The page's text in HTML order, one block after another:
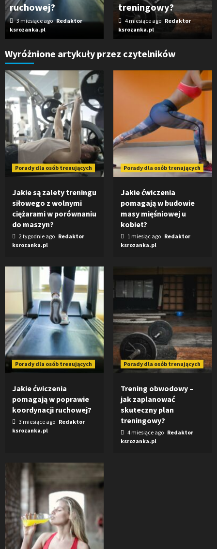
ruchowej?
3 miesiące ago Redaktor
ksrozanka.pl
treningowy?
4 miesiące ago Redaktor
ksrozanka.pl
Wyróżnione artykuły przez czytelników
Porady dla osób trenujących
Jakie są zalety treningu
siłowego z wolnymi
ciężarami w porównaniu
do maszyn?
2 tygodnie ago Redaktor
ksrozanka.pl
Porady dla osób trenujących
Jakie ćwiczenia
pomagają w budowie
masy mięśniowej u
kobiet?
1 miesiąc ago Redaktor
ksrozanka.pl
Porady dla osób trenujących
Jakie ćwiczenia
pomagają w poprawie
koordynacji ruchowej?
3 miesiące ago Redaktor
ksrozanka.pl
Porady dla osób trenujących
Trening obwodowy –
jak zaplanować
skuteczny plan
treningowy?
4 miesiące ago Redaktor
ksrozanka.pl